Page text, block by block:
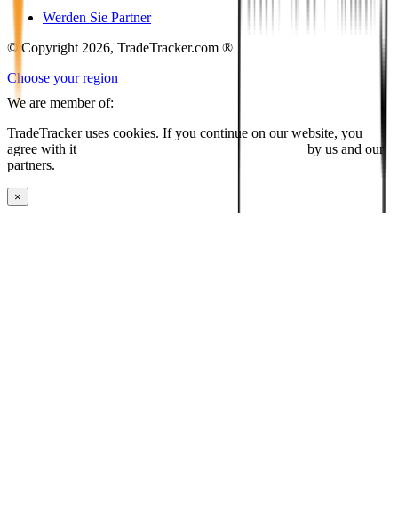
Werden Sie Partner
© Copyright 2026, TradeTracker.com ®
Choose your region
We are member of:
TradeTracker uses cookies. If you continue on our website, you
agree with it
by us and our
partners.
×